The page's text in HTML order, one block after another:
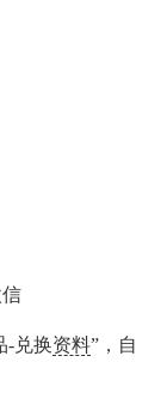
-兑换资料”，自